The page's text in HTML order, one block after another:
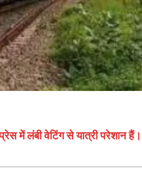
में लंबी वेटिंग से यात्री परेशान